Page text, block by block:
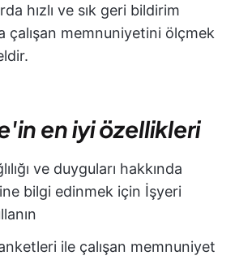
hızlı ve sık geri bildirim
çalışan memnuniyetini ölçmek
en iyi özellikleri
ve duyguları hakkında
bilgi edinmek için İşyeri
ile çalışan memnuniyet